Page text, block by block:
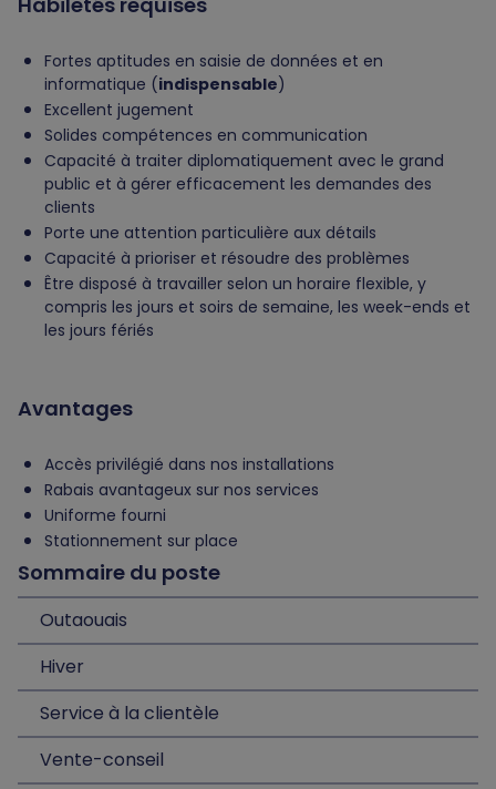
Fortes aptitudes en saisie de données et en
informatique (indispensable)
Excellent jugement
Solides compétences en communication
Capacité à traiter diplomatiquement avec le grand
public et à gérer efficacement les demandes des
clients
Porte une attention particulière aux détails
Capacité à prioriser et résoudre des problèmes
Être disposé à travailler selon un horaire flexible, y
compris les jours et soirs de semaine, les week-ends et
les jours fériés
Avantages
Accès privilégié dans nos installations
Rabais avantageux sur nos services
Uniforme fourni
Stationnement sur place
Sommaire du poste
Outaouais
Hiver
Service à la clientèle
Vente-conseil